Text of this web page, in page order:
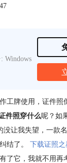
Windows
工牌使用，证件照
件照穿什么呢？如
让我失望，一款
结了。 下载证照之
了它，我就不用再